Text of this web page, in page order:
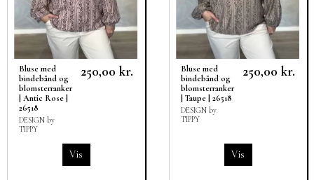
Bluse med
bindebånd og
blomsterranker
| Antic Rose |
26518
DESIGN by
TIPPY
250,00 kr.
Vis
Bluse med
bindebånd og
blomsterranker
| Taupe | 26518
DESIGN by
TIPPY
250,00 kr.
Vis